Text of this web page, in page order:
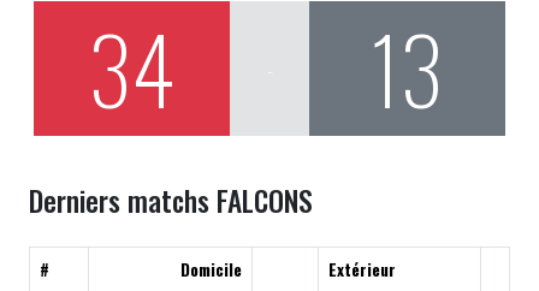
34 13
Derniers matchs FALCONS
# Domicile
Extérieur